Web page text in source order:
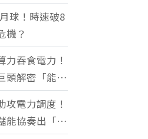
球！時速破8
機？
力吞食電力！
頭解密「能源
攻電力調度！
能協奏出「能